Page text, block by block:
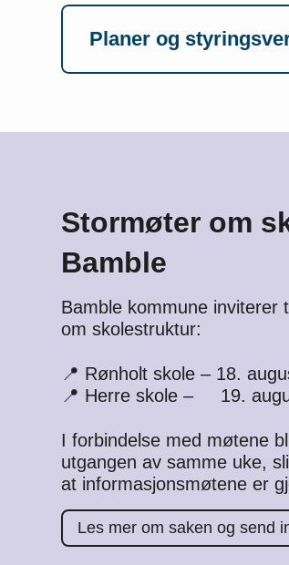
Planer og
Stormøter om
Bamble
Bamble kommune inviterer
om skolestruktur:
📍 Rønholt skole – 18.
📍 Herre skole – 19.
I forbindelse med møtene
utgangen av samme uke,
at informasjonsmøtene er
Les mer om saken og send